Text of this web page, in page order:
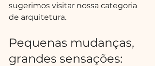
sugerimos visitar nossa categoria
de arquitetura.
Pequenas mudanças,
grandes sensações: